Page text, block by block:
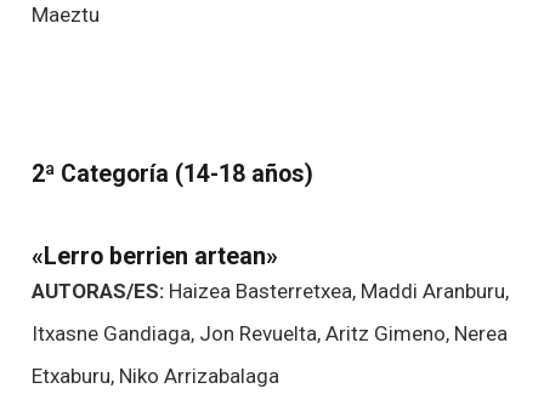
Maeztu
2ª Categoría (14-18 años)
«Lerro berrien artean»
AUTORAS/ES:Haizea Basterretxea, Maddi Aranburu,
Itxasne Gandiaga, Jon Revuelta, Aritz Gimeno, Nerea
Etxaburu, Niko Arrizabalaga